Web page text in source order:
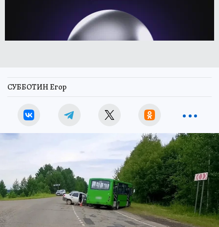
СУББОТИН Егор